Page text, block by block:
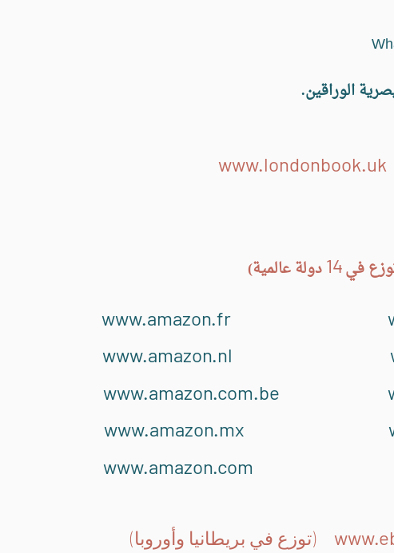
الوراقين.
www.londonbook.uk
في14 دولة عالمية)
www.amazon.fr
www.amazon.nl
www.amazon.com.be
www.amazon.mx
www.amazon.com
(توزع في بريطانيا وأوروبا)